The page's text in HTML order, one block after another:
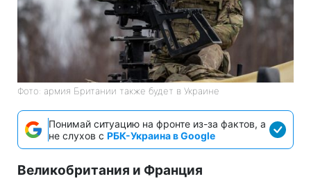
Фото: армия Британии также будет в Украине
Понимай ситуацию на фронте из-за фактов, а
не слухов с РБК-Украина в Google
Великобритания и Франция